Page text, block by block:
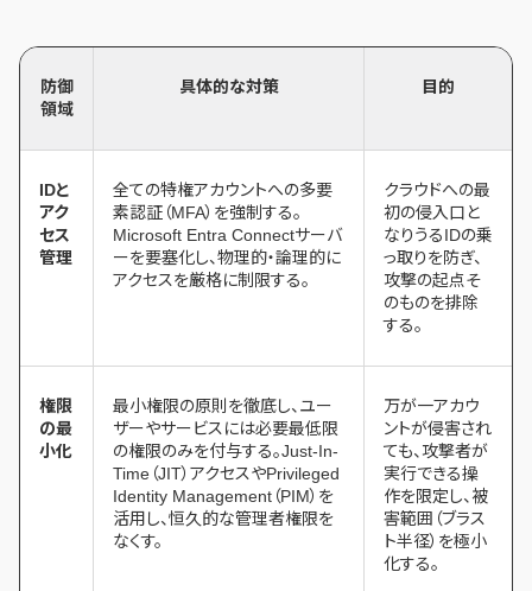
防御
領域
具体的な対策 目的
IDと
アク
セス
管理
全ての特権アカウントへの多要
素認証（MFA）を強制する。
Microsoft Entra Connectサーバ
ーを要塞化し、物理的・論理的に
アクセスを厳格に制限する。
クラウドへの最
初の侵入口と
なりうるIDの乗
っ取りを防ぎ、
攻撃の起点そ
のものを排除
する。
権限
の最
小化
最小権限の原則を徹底し、ユー
ザーやサービスには必要最低限
の権限のみを付与する。Just-In-
Time（JIT）アクセスやPrivileged
Identity Management（PIM）を
活用し、恒久的な管理者権限を
なくす。
万が一アカウ
ントが侵害され
ても、攻撃者が
実行できる操
作を限定し、被
害範囲（ブラス
ト半径）を極小
化する。